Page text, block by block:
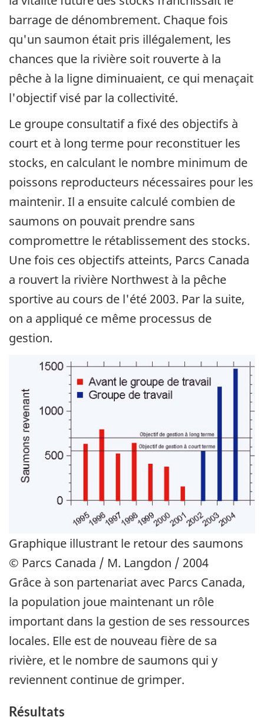
barrage de dénombrement. Chaque fois
qu'un saumon était pris illégalement, les
chances que la rivière soit rouverte à la
pêche à la ligne diminuaient, ce qui menaçait
l'objectif visé par la collectivité.
Le groupe consultatif a fixé des objectifs à
court et à long terme pour reconstituer les
stocks, en calculant le nombre minimum de
poissons reproducteurs nécessaires pour les
maintenir. Il a ensuite calculé combien de
saumons on pouvait prendre sans
compromettre le rétablissement des stocks.
Une fois ces objectifs atteints, Parcs Canada
a rouvert la rivière Northwest à la pêche
sportive au cours de l'été 2003. Par la suite,
on a appliqué ce même processus de
gestion.
Graphique illustrant le retour des saumons
© Parcs Canada / M. Langdon / 2004
Grâce à son partenariat avec Parcs Canada,
la population joue maintenant un rôle
important dans la gestion de ses ressources
locales. Elle est de nouveau fière de sa
rivière, et le nombre de saumons qui y
reviennent continue de grimper.
Résultats